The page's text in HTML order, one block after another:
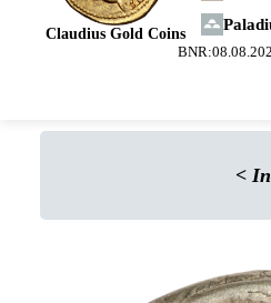
Claudius Gold Coins
BNR:
<